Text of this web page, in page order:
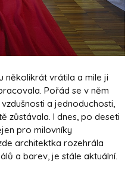
několikrát vrátila a mile ji
Pořád se v něm
a jednoduchosti,
zůstávala. I dnes, po deseti
pro milovníky
architektka rozehrála
a barev, je stále aktuální.